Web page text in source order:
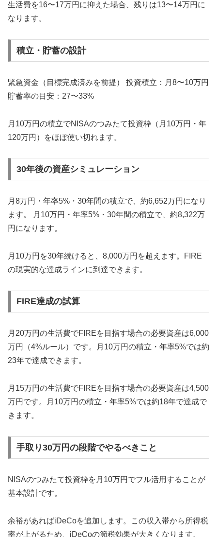
生活費を16〜17万円に抑えた場合、残りは13〜14万円に
なります。
積立・貯蓄の設計
緊急資金（目標完成済みを前提） 投資積立：月8〜10万円
貯蓄率の目安：27〜33%
月10万円の積立でNISAのつみたて投資枠（月10万円・年
120万円）をほぼ使い切れます。
30年後の資産シミュレーション
月8万円・年率5%・30年間の積立で、約6,652万円になり
ます。 月10万円・年率5%・30年間の積立で、約8,322万
円になります。
月10万円を30年続けると、8,000万円を超えます。FIRE
の現実的な達成ラインに到達できます。
FIRE達成の試算
月20万円の生活費でFIREを目指す場合の必要資産は6,000
万円（4%ルール）です。月10万円の積立・年率5%では約
23年で達成できます。
月15万円の生活費でFIREを目指す場合の必要資産は4,500
万円です。月10万円の積立・年率5%では約18年で達成で
きます。
手取り30万円の段階でやるべきこと
NISAのつみたて投資枠を月10万円でフル活用することが
基本設計です。
余裕があればiDeCoを追加します。この収入帯から所得税
率が上がるため、iDeCoの節税効果が大きくなります。